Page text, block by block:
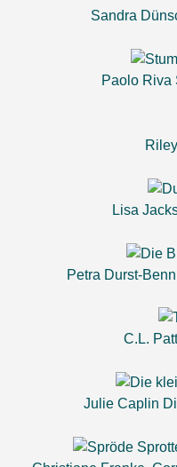
Sandra
Paolo Riva
Lisa
Petra Durst-
C.L.
Julie Caplin